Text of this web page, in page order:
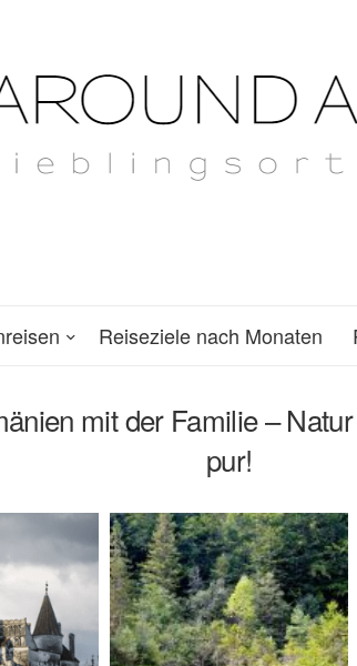
Reiseziele nach Monaten
mit der Familie –
pur!